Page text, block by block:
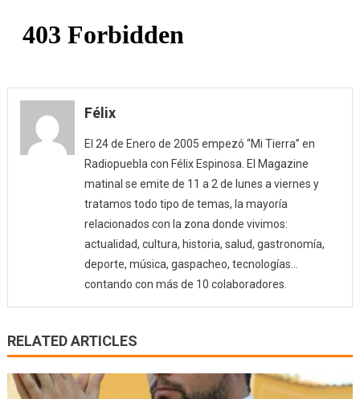
Félix
El 24 de Enero de 2005 empezó “Mi Tierra” en
Radiopuebla con Félix Espinosa. El Magazine
matinal se emite de 11 a 2 de lunes a viernes y
tratamos todo tipo de temas, la mayoría
relacionados con la zona donde vivimos:
actualidad, cultura, historia, salud, gastronomía,
deporte, música, gaspacheo, tecnologías…
contando con más de 10 colaboradores.
RELATED ARTICLES